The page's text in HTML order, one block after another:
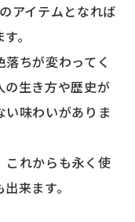
アイテムとなれば
。
ちが変わってく
の生き方や歴史が
味わいがありま
これからも永く使
来ます。